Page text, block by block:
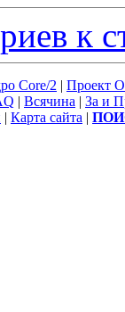
к
Core/2 | Проект
| Всячина | За и
| Карта сайта |